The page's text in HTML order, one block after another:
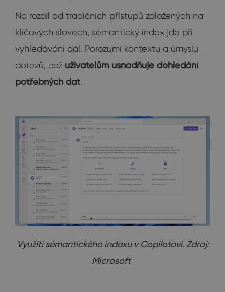
Na rozdíl od tradičních přístupů založených na
klíčových slovech, sémantický index jde při
vyhledávání dál. Porozumí kontextu a úmyslu
dotazů, což uživatelům usnadňuje dohledání
potřebných dat.
Využití sémantického indexu v Copilotovi. Zdroj:
Microsoft